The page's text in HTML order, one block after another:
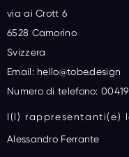
via ai Crott 6
6528 Camorino
Svizzera
Email: hello@tobe.design
Numero di telefono:
I(l) rappresentanti(e)
Alessandro Ferrante